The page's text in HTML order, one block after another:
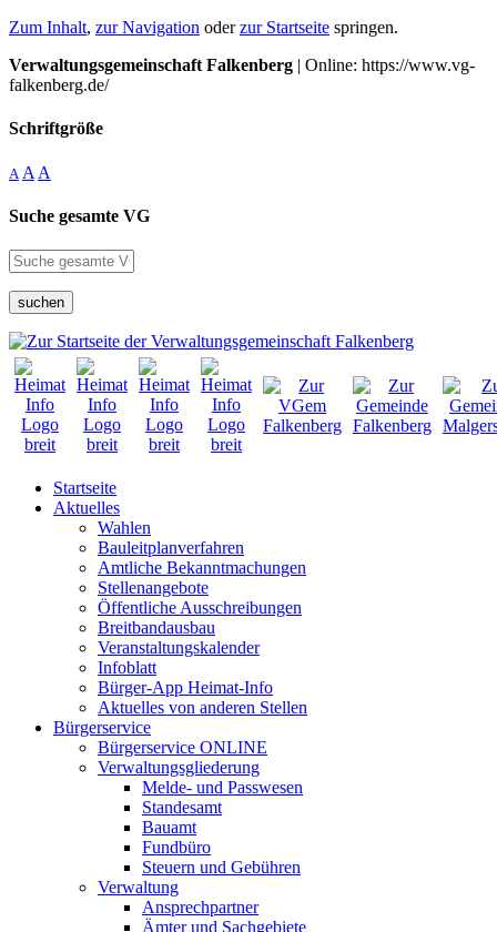
Zum Inhalt, zur Navigation oderzur Startseite springen.
Verwaltungsgemeinschaft Falkenberg | Online: https://www.vg-
falkenberg.de/
Schriftgröße
A A A
Suche gesamte VG
suchen
Startseite
Aktuelles
Wahlen
Bauleitplanverfahren
Amtliche Bekanntmachungen
Stellenangebote
Öffentliche Ausschreibungen
Breitbandausbau
Veranstaltungskalender
Infoblatt
Bürger-App Heimat-Info
Aktuelles von anderen Stellen
Bürgerservice
Bürgerservice ONLINE
Verwaltungsgliederung
Melde- und Passwesen
Standesamt
Bauamt
Fundbüro
Steuern und Gebühren
Verwaltung
Ansprechpartner
Ämter und Sachgebiete